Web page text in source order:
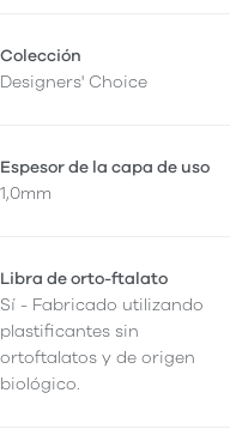
Colección
Designers' Choice
Espesor de la capa de uso
1,0mm
Libra de orto-ftalato
Sí - Fabricado utilizando
plastificantes sin
ortoftalatos y de origen
biológico.